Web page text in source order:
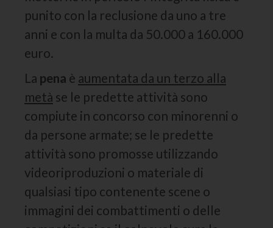
punito con la reclusione da uno a tre
anni e con la multa da 50.000 a 160.000
euro.
La pena è aumentata da un terzo alla
metà se le predette attività sono
compiute in concorso con minorenni o
da persone armate; se le predette
attività sono promosse utilizzando
videoriproduzioni o materiale di
qualsiasi tipo contenente scene o
immagini dei combattimenti o delle